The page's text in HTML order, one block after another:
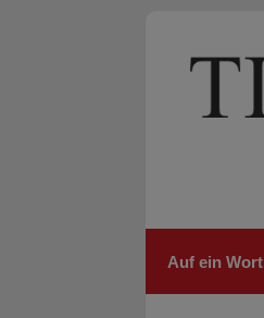
Auf ein Wort